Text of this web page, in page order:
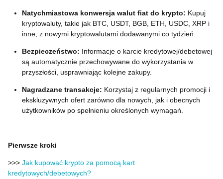
Natychmiastowa konwersja walut fiat do krypto: Kupuj
kryptowaluty, takie jak BTC, USDT, BGB, ETH, USDC, XRP i
inne, z nowymi kryptowalutami dodawanymi co tydzień.
Bezpieczeństwo: Informacje o karcie kredytowej/debetowej
są automatycznie przechowywane do wykorzystania w
przyszłości, usprawniając kolejne zakupy.
Nagradzane transakcje: Korzystaj z regularnych promocji i
ekskluzywnych ofert zarówno dla nowych, jak i obecnych
użytkowników po spełnieniu określonych wymagań.
Pierwsze kroki
>>> Jak kupować krypto za pomocą kart
kredytowych/debetowych?